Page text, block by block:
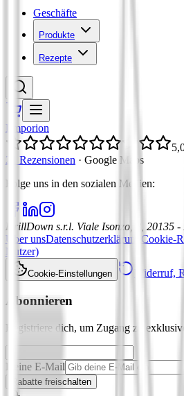
Geschäfte
Produkte
Rezepte
Emporion
21 Rezensionen · Google Maps
Folge uns in den sozialen Medien:
DrillDown s.r.l. Viale Isonzo, 8, 20135
Über unsDatenschutzerklärung Cookie-
Nutzer)
Cookie-Einstellungen Widerruf,
Abonnieren
Registriere dich, um Zugang zu
Deine E-Mail
Rabatte freischalten